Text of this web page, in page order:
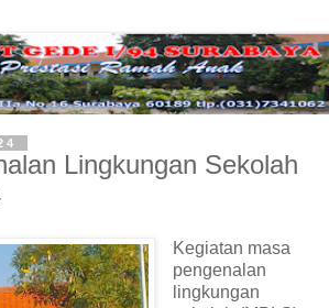
Lingkungan Sekolah
Kegiatan masa
pengenalan
lingkungan